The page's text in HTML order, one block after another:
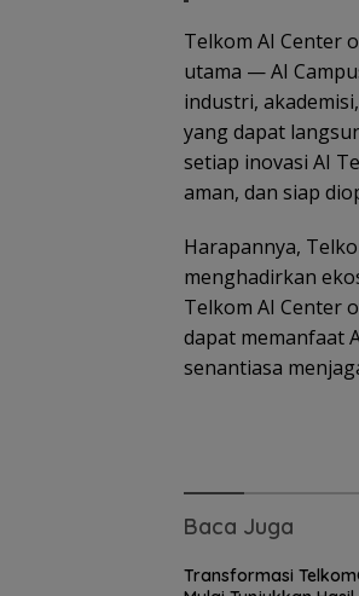
Telkom AI Center
utama — AI
industri,
yang dapat
setiap inovasi AI
aman, dan siap
Harapannya,
menghadirkan
Telkom AI Center
dapat memanfaat
senantiasa
Baca Juga
Transformasi